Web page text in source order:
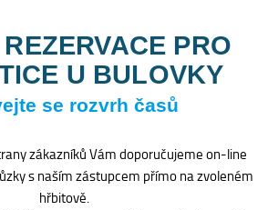
PRO
U BULOVKY
se rozvrh časů
zákazníků Vám doporučujeme on-line
s naším zástupcem přímo na zvoleném
hřbitově.